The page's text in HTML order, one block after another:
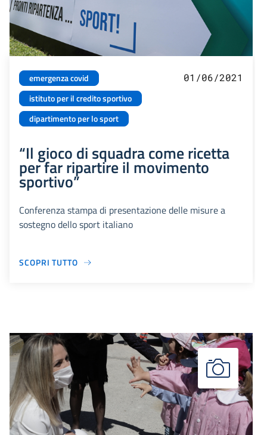
emergenza covid
istituto per il credito sportivo
dipartimento per lo sport
01/06/2021
“Il gioco di squadra come ricetta
per far ripartire il movimento
sportivo”
Conferenza stampa di presentazione delle misure a
sostegno dello sport italiano
SCOPRI TUTTO